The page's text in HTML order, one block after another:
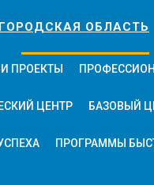
ОБЛАСТЬ
ПРОЕКТЫ
ЦЕНТР БАЗОВЫЙ
ПРОГРАММЫ